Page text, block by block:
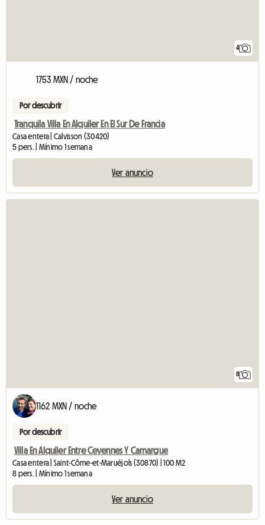
4
1753 MXN / noche
Por descubrir
Tranquila Villa En Alquiler En El Sur De Francia
Casa entera | Calvisson (30420)
5 pers. | Mínimo 1 semana
Ver anuncio
8
1162 MXN / noche
Por descubrir
Villa En Alquiler Entre Cevennes Y Camargue
Casa entera | Saint-Côme-et-Maruéjols (30870) | 100 M2
8 pers. | Mínimo 1 semana
Ver anuncio